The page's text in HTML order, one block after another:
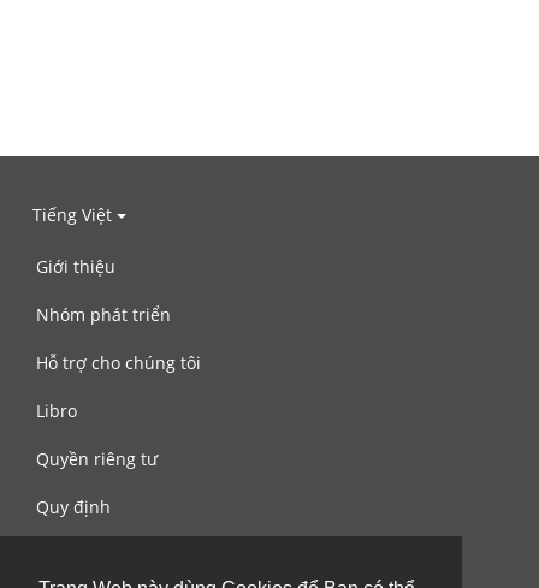
Tiếng Việt
Giới thiệu
Nhóm phát triển
Hỗ trợ cho chúng tôi
Libro
Quyền riêng tư
Quy định